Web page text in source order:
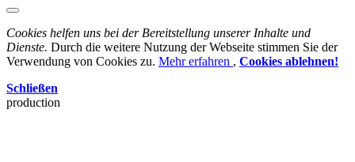
Cookies helfen uns bei der Bereitstellung unserer Inhalte und
Dienste. Durch die weitere Nutzung der Webseite stimmen Sie der
Verwendung von Cookies zu. Mehr erfahren , Cookies ablehnen!
Schließen
production